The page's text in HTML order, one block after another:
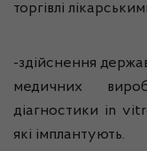
торгівлі
-здійснення
медичних
діагностики in
які імплантують.